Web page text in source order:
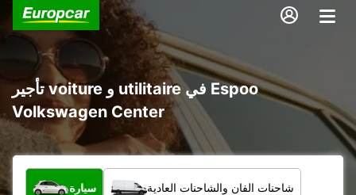
تأجير voiture و utilitaire في Espoo
Volkswagen Center
ما نوع المركبة؟
سيارة شاحنات الفان والشاحنات العادية